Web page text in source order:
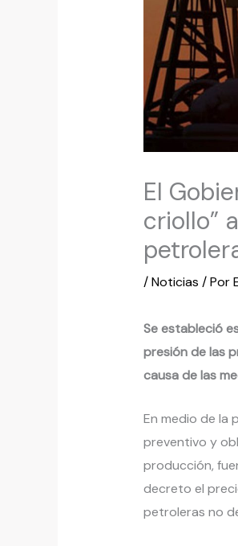
El
criollo”
/Noticias / Por
Se estableció
presión de las
causa de las
En medio de la
preventivo y
producción,
decreto el
petroleras no